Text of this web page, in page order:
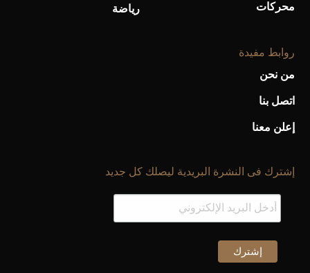
محركات رياضة
روابط مفيدة
من نحن
اتصل بنا
إعلن معنا
إشترك فى النشرة البريدية ليصلك كل جديد